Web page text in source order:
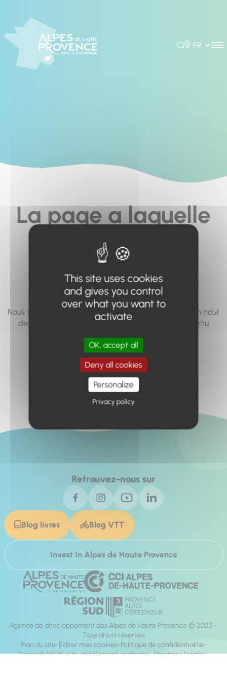
Rechercher
Choisir la
La page a laquelle
vous cherchez à
accéder n'existe
pas... ou plus.
Nous vous invitons à utiliser le moteur de recherche en haut
de page, ou à utiliser le menu pour trouver le contenu
Retour à l'accueil
Retrouvez-nous sur
Blog livres Blog VTT
Invest In Alpes de Haute Provence
Agence de développement des Alpes de Haute Provence © 2025 -
Tous droits réservés
Plan du site Éditer mes cookies Politique de confidentialité
Accessibilité du site : totalement conforme Mentions légales
This site uses cookies
and gives you control
over what you want to
activate
OK, accept all
Deny all cookies
Personalize
Privacy policy